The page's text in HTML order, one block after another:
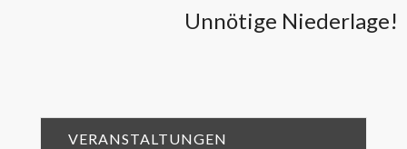
Unnötige Niederlage!
VERANSTALTUNGEN